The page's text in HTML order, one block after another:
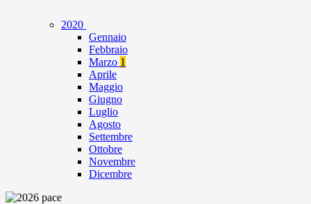
2020
Gennaio
Febbraio
Marzo 1
Aprile
Maggio
Giugno
Luglio
Agosto
Settembre
Ottobre
Novembre
Dicembre